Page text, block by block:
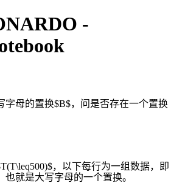
-
字母的置换$B$，问是否存在一个置换
，以下每行为一组数据，即
就是大写字母的一个置换。